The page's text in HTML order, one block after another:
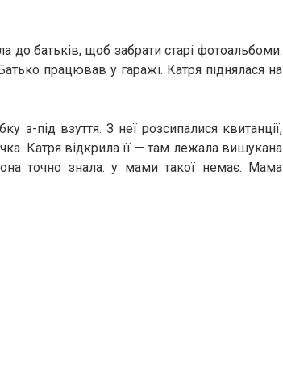
до батьків, щоб забрати старі фотоальбоми.
працював у гаражі. Катря піднялася на
з-під взуття. З неї розсипалися квитанції,
Катря відкрила її — там лежала вишукана
точно знала: у мами такої немає. Мама